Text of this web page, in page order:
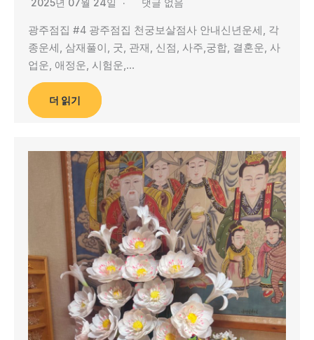
2025년 07월 24일 댓글 없음
광주점집 #4 광주점집 천궁보살점사 안내신년운세, 각
종운세, 삼재풀이, 굿, 관재, 신점, 사주,궁합, 결혼운, 사
업운, 애정운, 시험운,…
더 읽기